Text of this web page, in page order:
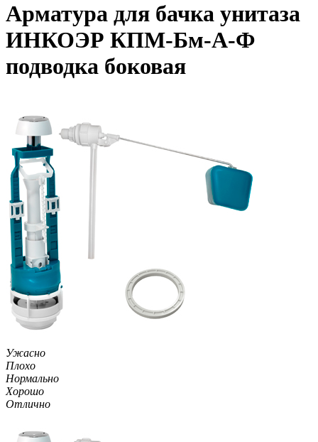
Арматура для бачка унитаза
ИНКОЭР КПМ-Бм-А-Ф
подводка боковая
Ужасно
Плохо
Нормально
Хорошо
Отлично